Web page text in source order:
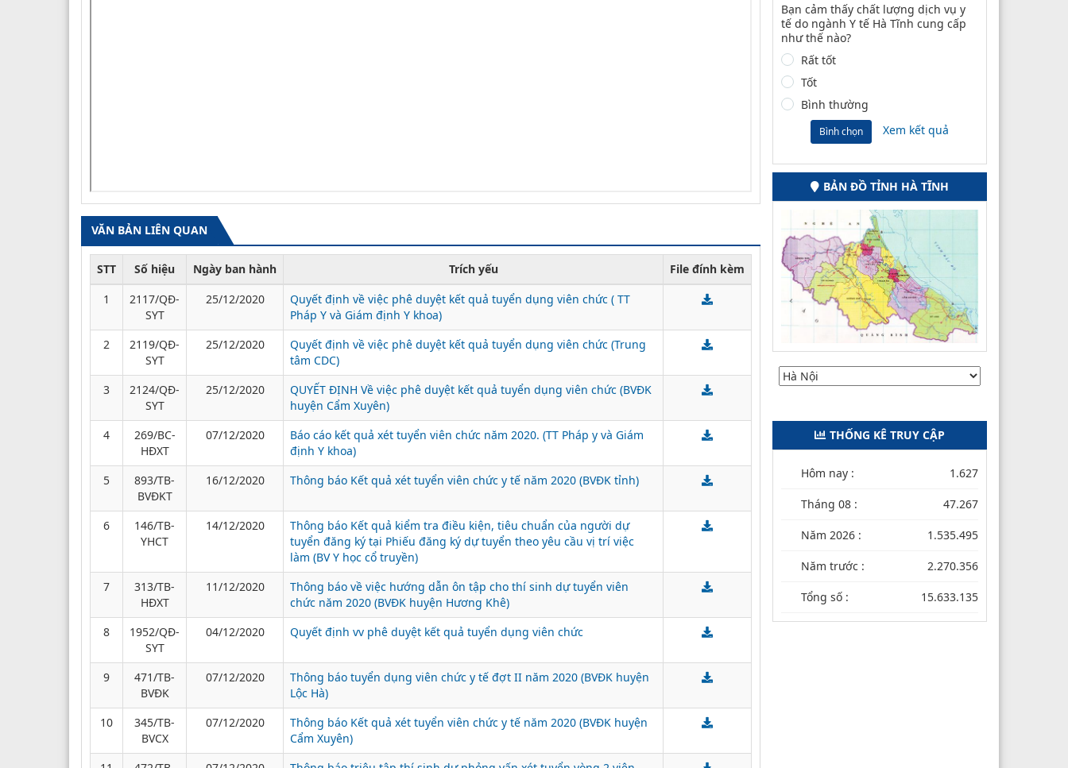
VĂN BẢN LIÊN QUAN
STT Số hiệu Ngày ban hành Trích yếu
File đính kèm
1
2117/QĐ-
SYT
25/12/2020
Quyết định về việc phê duyệt kết quả tuyển dụng viên chức ( TT
Pháp Y và Giám định Y khoa)
2
2119/QĐ-
SYT
25/12/2020
Quyết định về việc phê duyệt kết quả tuyển dụng viên chức (Trung
tâm CDC)
3
2124/QĐ-
SYT
25/12/2020
QUYẾT ĐỊNH Về việc phê duyệt kết quả tuyển dụng viên chức (BVĐK
huyện Cẩm Xuyên)
4
269/BC-
HĐXT
07/12/2020
Báo cáo kết quả xét tuyển viên chức năm 2020. (TT Pháp y và Giám
định Y khoa)
5
893/TB-
BVĐKT
16/12/2020 Thông báo Kết quả xét tuyển viên chức y tế năm 2020 (BVĐK tỉnh)
6
146/TB-
YHCT
14/12/2020
Thông báo Kết quả kiểm tra điều kiện, tiêu chuẩn của người dự
tuyển đăng ký tại Phiếu đăng ký dự tuyển theo yêu cầu vị trí việc
làm (BV Y học cổ truyền)
7
313/TB-
HĐXT
11/12/2020
Thông báo về việc hướng dẫn ôn tập cho thí sinh dự tuyển viên
chức năm 2020 (BVĐK huyện Hương Khê)
8
1952/QĐ-
SYT
04/12/2020 Quyết định vv phê duyệt kết quả tuyển dụng viên chức
9
471/TB-
BVĐK
07/12/2020
Thông báo tuyển dụng viên chức y tế đợt II năm 2020 (BVĐK huyện
Lộc Hà)
10
345/TB-
BVCX
07/12/2020
Thông báo Kết quả xét tuyển viên chức y tế năm 2020 (BVĐK huyện
Cẩm Xuyên)
Bạn cảm thấy chất lượng dịch vụ y
tế do ngành Y tế Hà Tĩnh cung cấp
như thế nào?
Rất tốt
Tốt
Bình thường
Bình chọn Xem kết quả
BẢN ĐỒ TỈNH HÀ TĨNH
THỐNG KÊ TRUY CẬP
Hôm nay : 1.627
Tháng 08 : 47.267
Năm 2026 : 1.535.495
Năm trước : 2.270.356
Tổng số : 15.633.135